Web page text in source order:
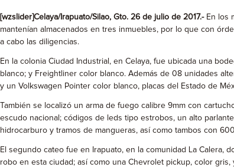
[wzslider]Celaya/Irapuato/Silao, Gto. 26 de julio de 2017.-En los
mantenían almacenados en tres inmuebles, por lo que con
a cabo las diligencias.
En la colonia Ciudad Industrial, en Celaya, fue ubicada una
blanco; y Freightliner color blanco. Además de 08 unidades
y un Volkswagen Pointer color blanco, placas del Estado de
También se localizó un arma de fuego calibre 9mm con
escudo nacional; códigos de leds tipo estrobos, un alto
hidrocarburo y tramos de mangueras, así como tambos con
El segundo cateo fue en Irapuato, en la comunidad La Calera,
robo en esta ciudad; así como una Chevrolet pickup, color